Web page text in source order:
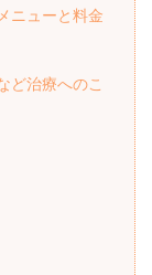
ニューと料金
ど治療へのこ